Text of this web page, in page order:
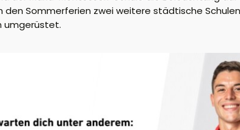
Sommerferien zwei weitere städtische Schulen
umgerüstet.